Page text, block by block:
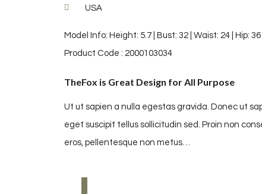
USA
Model Info: Height: 5.7 | Bust: 32 | Waist: 24 | Hip: 36
Product Code : 2000103034
TheFox is Great Design for All Purpose
Ut ut sapien a nulla egestas gravida. Donec ut
eget suscipit tellus sollicitudin sed. Proin non
eros, pellentesque non metus…